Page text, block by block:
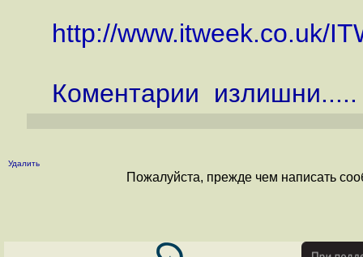
http://www.itweek.co.uk/
Коментарии излишни.....
Удалить
Пожалуйста, прежде чем написать